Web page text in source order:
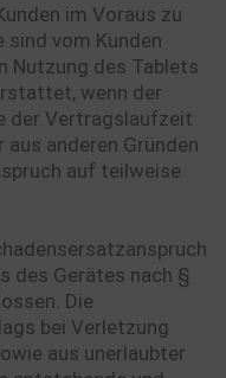
im Voraus zu
vom Kunden
Nutzung des Tablets
wenn der
der Vertragslaufzeit
anderen Gründen
auf teilweise
des Gerätes nach §
Die
bei Verletzung
aus unerlaubter